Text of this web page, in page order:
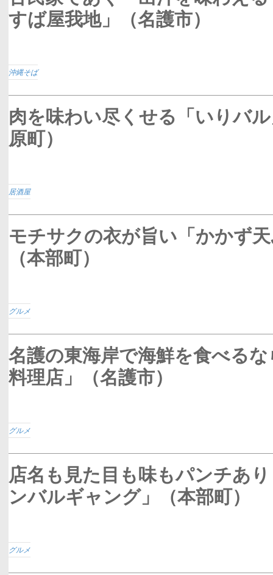
すば屋我地」（名護市）
沖縄そば
肉を味わい尽くせる「いりバ
原町）
居酒屋
モチサクの衣が旨い「かかず
（本部町）
グルメ
名護の東海岸で海鮮を食べる
料理店」（名護市）
グルメ
店名も見た目も味もパンチあ
ンバルギャング」（本部町）
グルメ